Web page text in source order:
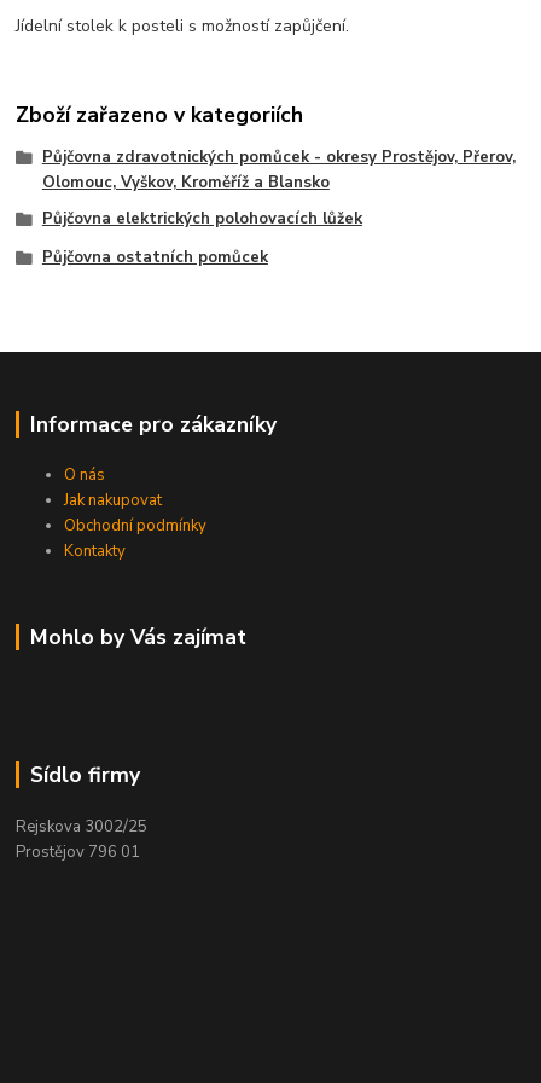
Jídelní stolek k posteli s možností zapůjčení.
Zboží zařazeno v kategoriích
Půjčovna zdravotnických pomůcek - okresy Prostějov, Přerov,
Olomouc, Vyškov, Kroměříž a Blansko
Půjčovna elektrických polohovacích lůžek
Půjčovna ostatních pomůcek
Informace pro zákazníky
O nás
Jak nakupovat
Obchodní podmínky
Kontakty
Mohlo by Vás zajímat
Sídlo firmy
Rejskova 3002/25
Prostějov 796 01